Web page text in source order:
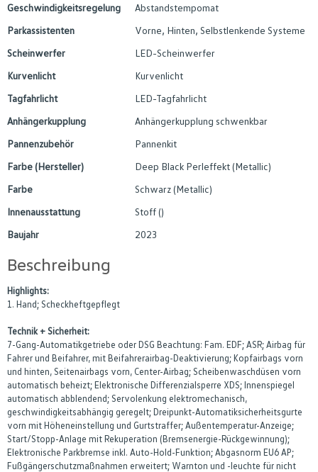
Geschwindigkeitsregelung
Abstandstempomat
Parkassistenten
Vorne, Hinten, Selbstlenkende Systeme
Scheinwerfer
LED-Scheinwerfer
Kurvenlicht
Kurvenlicht
Tagfahrlicht
LED-Tagfahrlicht
Anhängerkupplung
Anhängerkupplung schwenkbar
Pannenzubehör
Pannenkit
Farbe (Hersteller)
Deep Black Perleffekt (Metallic)
Farbe
Schwarz (Metallic)
Innenausstattung
Stoff ()
Baujahr
2023
Beschreibung
Highlights:
1. Hand; Scheckheftgepflegt
Technik + Sicherheit:
7-Gang-Automatikgetriebe oder DSG Beachtung: Fam. EDF; ASR; Airbag für
Fahrer und Beifahrer, mit Beifahrerairbag-Deaktivierung; Kopfairbags vorn
und hinten, Seitenairbags vorn, Center-Airbag; Scheibenwaschdüsen vorn
automatisch beheizt; Elektronische Differenzialsperre XDS; Innenspiegel
automatisch abblendend; Servolenkung elektromechanisch,
geschwindigkeitsabhängig geregelt; Dreipunkt-Automatiksicherheitsgurte
vorn mit Höheneinstellung und Gurtstraffer; Außentemperatur-Anzeige;
Start/Stopp-Anlage mit Rekuperation (Bremsenergie-Rückgewinnung);
Elektronische Parkbremse inkl. Auto-Hold-Funktion; Abgasnorm EU6 AP;
Fußgängerschutzmaßnahmen erweitert; Warnton und -leuchte für nicht